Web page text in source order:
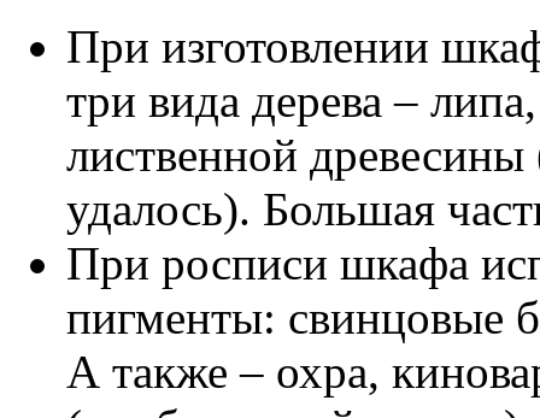
При изготовлении
три вида дерева –
лиственной древесины
удалось). Большая
При росписи шкафа
пигменты: свинцовые
А также – охра,